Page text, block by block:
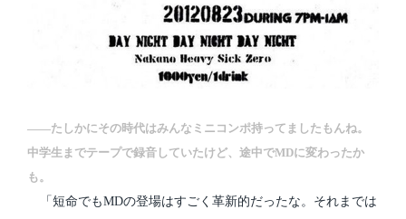
――たしかにその時代はみんなミニコンポ持ってましたもんね。
中学生までテープで録音していたけど、途中でMDに変わったか
も。
「短命でもMDの登場はすごく革新的だったな。それまでは